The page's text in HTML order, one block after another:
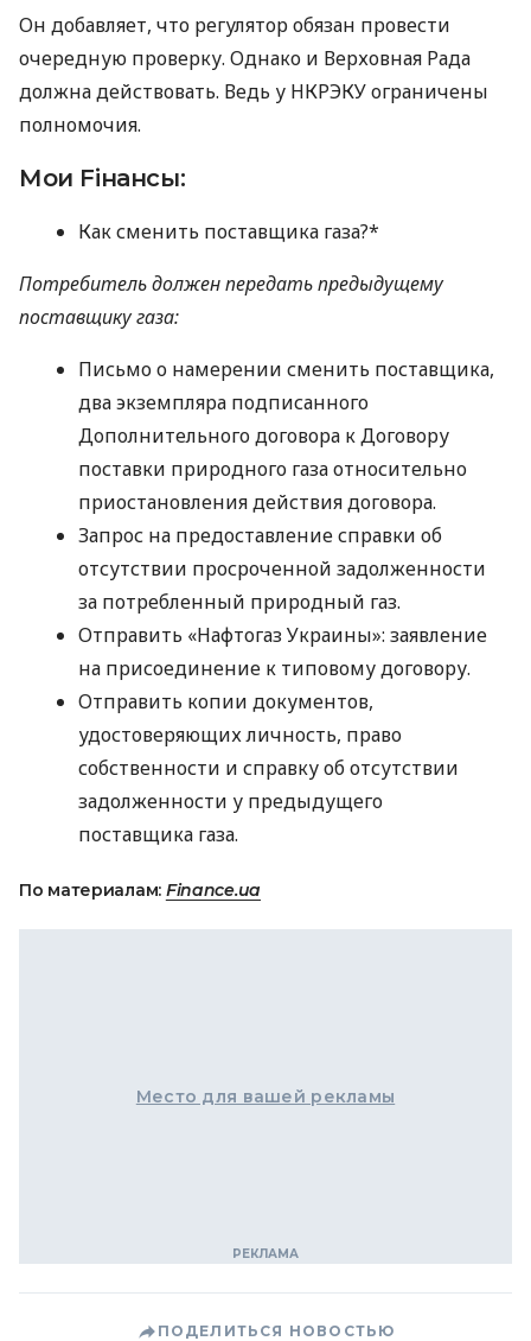
Он добавляет, что регулятор обязан провести
очередную проверку. Однако и Верховная Рада
должна действовать. Ведь у НКРЭКУограничены
полномочия.
Мои Fiнансы:
Как сменить поставщика газа?*
Потребитель должен передать предыдущему
поставщику газа:
Письмо о намерении сменить поставщика,
два экземпляра подписанного
Дополнительного договора к Договору
поставки природного газа относительно
приостановления действия договора.
Запрос на предоставление справки об
отсутствии просроченной задолженности
за потребленный природный газ.
Отправить «Нафтогаз Украины»: заявление
на присоединение к типовому договору.
Отправить копии документов,
удостоверяющих личность, право
собственности и справку об отсутствии
задолженности у предыдущего
поставщика газа.
По материалам: Finance.ua
Место для вашей рекламы
ПОДЕЛИТЬСЯ НОВОСТЬЮ